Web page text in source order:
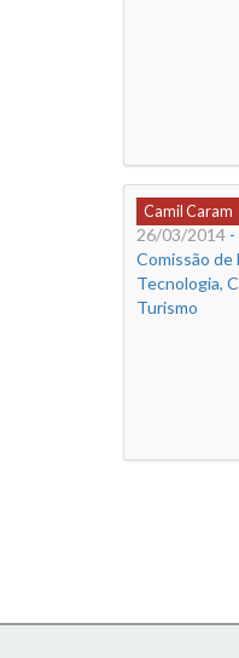
Camil Caram
26/03/2014 -
Comissão de
Tecnologia,
Turismo